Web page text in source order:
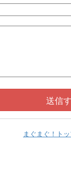
まぐまぐ！ト